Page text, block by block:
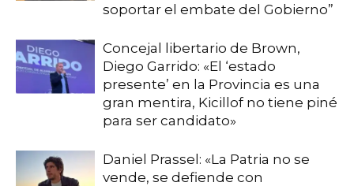
soportar el embate del Gobierno”
Concejal libertario de Brown,
Diego Garrido: «El ‘estado
presente’ en la Provincia es una
gran mentira, Kicillof no tiene piné
para ser candidato»
Daniel Prassel: «La Patria no se
vende, se defiende con